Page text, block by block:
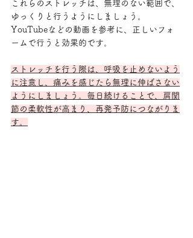
これらのストレッチは、無理のない範囲で、
ゆっくりと行うようにしましょう。
YouTubeなどの動画を参考に、正しいフォ
ームで行うと効果的です。
ストレッチを行う際は、呼吸を止めないよう
に注意し、痛みを感じたら無理に伸ばさない
ようにしましょう。毎日続けることで、肩関
節の柔軟性が高まり、再発予防につながりま
す。